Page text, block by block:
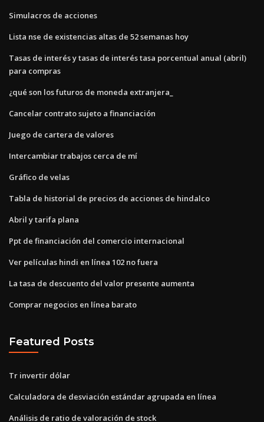
Simulacros de acciones
Lista nse de existencias altas de 52 semanas hoy
Tasas de interés y tasas de interés tasa porcentual anual (abril)
para compras
¿qué son los futuros de moneda extranjera_
Cancelar contrato sujeto a financiación
Juego de cartera de valores
Intercambiar trabajos cerca de mí
Gráfico de velas
Tabla de historial de precios de acciones de hindalco
Abril y tarifa plana
Ppt de financiación del comercio internacional
Ver películas hindi en línea 102 no fuera
La tasa de descuento del valor presente aumenta
Comprar negocios en línea barato
Featured Posts
Tr invertir dólar
Calculadora de desviación estándar agrupada en línea
Análisis de ratio de valoración de stock